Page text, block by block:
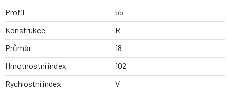
Profil
55
Konstrukce
R
Průměr
18
Hmotnostní index
102
Rychlostní index
V